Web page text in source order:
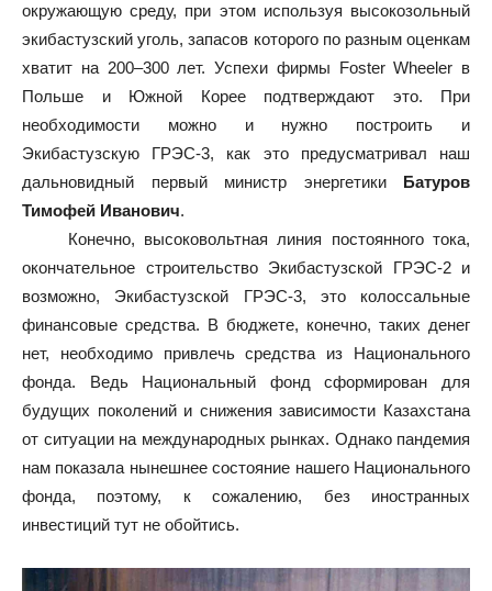
окружающую среду, при этом используя высокозольный
экибастузский уголь, запасов которого по разным оценкам
хватит на 200–300 лет. Успехи фирмы Foster Wheeler в
Польше и Южной Корее подтверждают это. При
необходимости можно и нужно построить и
Экибастузскую ГРЭС-3, как это предусматривал наш
дальновидный первый министр энергетики Батуров
Тимофей Иванович.
Конечно, высоковольтная линия постоянного тока,
окончательное строительство Экибастузской ГРЭС-2 и
возможно, Экибастузской ГРЭС-3, это колоссальные
финансовые средства. В бюджете, конечно, таких денег
нет, необходимо привлечь средства из Национального
фонда. Ведь Национальный фонд сформирован для
будущих поколений и снижения зависимости Казахстана
от ситуации на международных рынках. Однако пандемия
нам показала нынешнее состояние нашего Национального
фонда, поэтому, к сожалению, без иностранных
инвестиций тут не обойтись.